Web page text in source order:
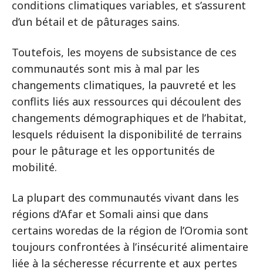
conditions climatiques variables, et s’assurent
d’un bétail et de pâturages sains.
Toutefois, les moyens de subsistance de ces
communautés sont mis à mal par les
changements climatiques, la pauvreté et les
conflits liés aux ressources qui découlent des
changements démographiques et de l’habitat,
lesquels réduisent la disponibilité de terrains
pour le pâturage et les opportunités de
mobilité.
La plupart des communautés vivant dans les
régions d’Afar et Somali ainsi que dans
certains woredas de la région de l’Oromia sont
toujours confrontées à l’insécurité alimentaire
liée à la sécheresse récurrente et aux pertes